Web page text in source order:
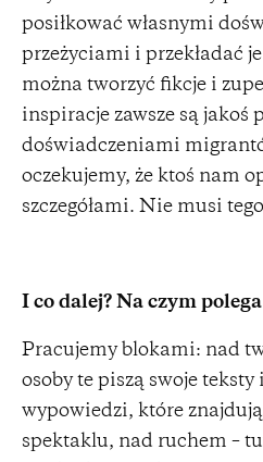
posiłkować własnymi
przeżyciami i przekładać
można tworzyć fikcje i
inspiracje zawsze są jakoś
doświadczeniami
oczekujemy, że ktoś nam
szczegółami. Nie musi
I co dalej? Na czym
Pracujemy blokami: nad
osoby te piszą swoje
wypowiedzi, które
spektaklu, nad ruchem –